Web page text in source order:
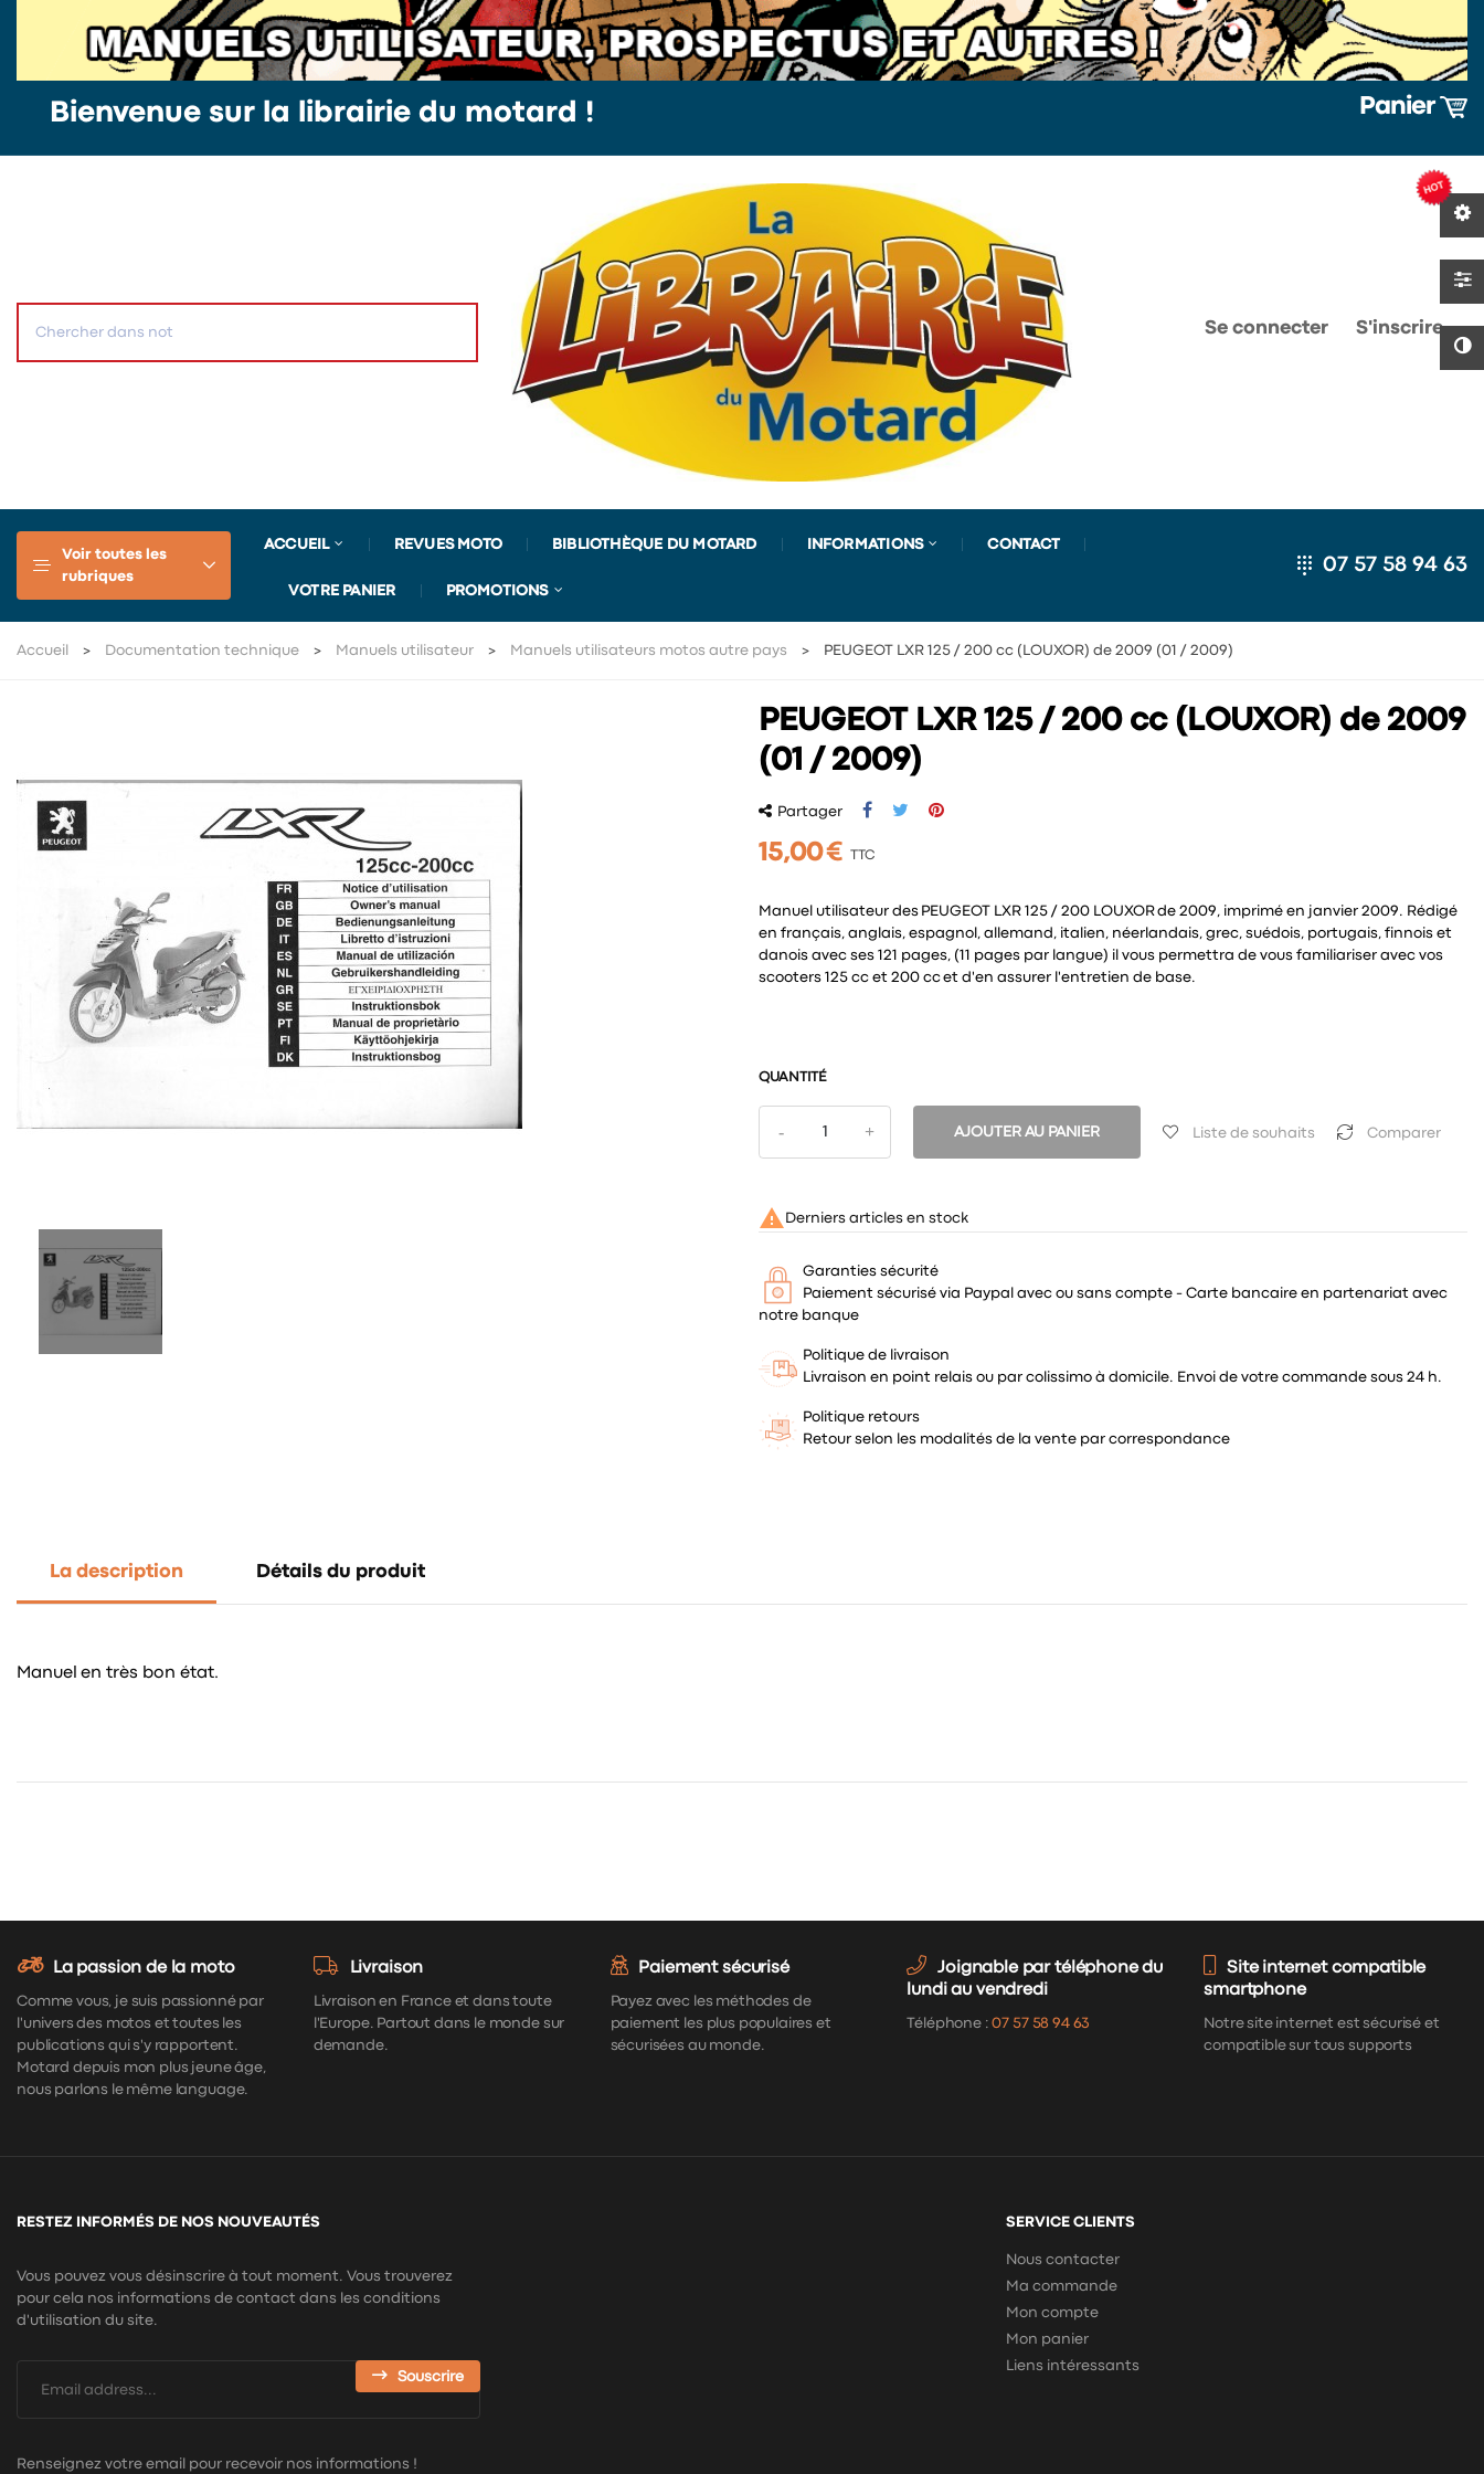
Bienvenue sur la librairie du motard ! Panier
Se connecter S'inscrire
Voir toutes les
rubriques
ACCUEIL REVUES MOTO BIBLIOTHÈQUE DU MOTARD INFORMATIONS CONTACT
VOTRE PANIER PROMOTIONS
07 57 58 94 63
Accueil Documentation technique Manuels utilisateur Manuels utilisateurs motos autre pays PEUGEOT LXR 125 / 200 cc (LOUXOR) de 2009 (01 / 2009)
PEUGEOT LXR 125 / 200 cc (LOUXOR) de 2009
(01 / 2009)
Partager
15,00 € TTC
Manuel utilisateur des PEUGEOT LXR 125 / 200 LOUXOR de 2009, imprimé en janvier 2009. Rédigé
en français, anglais, espagnol, allemand, italien, néerlandais, grec, suédois, portugais, finnois et
danois avec ses 121 pages, (11 pages par langue) il vous permettra de vous familiariser avec vos
scooters 125 cc et 200 cc et d'en assurer l'entretien de base.
QUANTITÉ
AJOUTER AU PANIER Liste de souhaits Comparer
 Derniers articles en stock
Garanties sécurité
Paiement sécurisé via Paypal avec ou sans compte - Carte bancaire en partenariat avec
notre banque
Politique de livraison
Livraison en point relais ou par colissimo à domicile. Envoi de votre commande sous 24 h.
Politique retours
Retour selon les modalités de la vente par correspondance
La description Détails du produit
Manuel en très bon état.
La passion de la moto
Comme vous, je suis passionné par
l'univers des motos et toutes les
publications qui s'y rapportent.
Motard depuis mon plus jeune âge,
nous parlons le même language.
Livraison
Livraison en France et dans toute
l'Europe. Partout dans le monde sur
demande.
Paiement sécurisé
Payez avec les méthodes de
paiement les plus populaires et
sécurisées au monde.
Joignable par téléphone du
lundi au vendredi
Téléphone :07 57 58 94 63
Site internet compatible
smartphone
Notre site internet est sécurisé et
compatible sur tous supports
RESTEZ INFORMÉS DE NOS NOUVEAUTÉS
Vous pouvez vous désinscrire à tout moment. Vous trouverez
pour cela nos informations de contact dans les conditions
d'utilisation du site.
Souscrire
Renseignez votre email pour recevoir nos informations !
SERVICE CLIENTS
Nous contacter
Ma commande
Mon compte
Mon panier
Liens intéressants